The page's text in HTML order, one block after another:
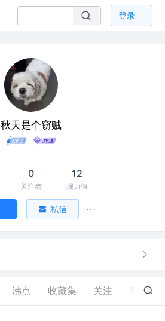
登录
秋天是个窃贼
0
关注者
12
掘力值
私信
沸点 收藏集 关注 4